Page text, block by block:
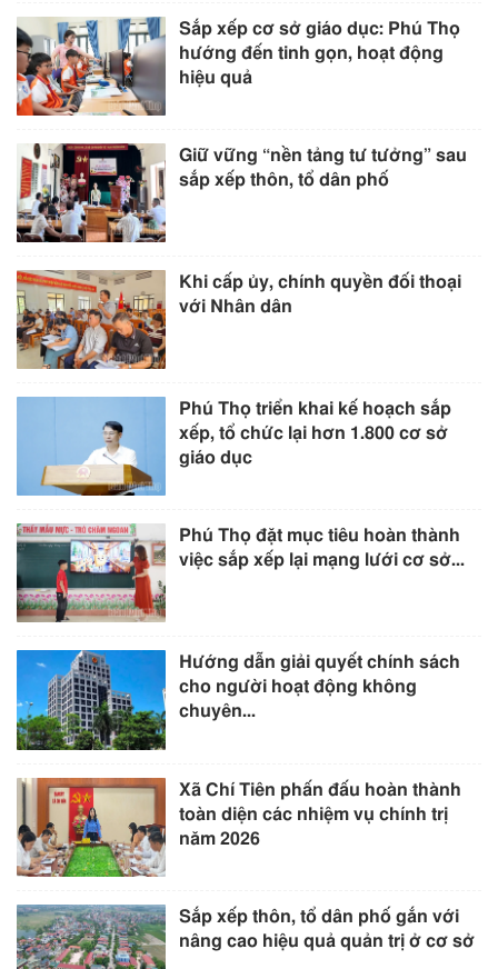
Sắp xếp cơ sở giáo dục: Phú Thọ
hướng đến tinh gọn, hoạt động
hiệu quả
Giữ vững “nền tảng tư tưởng” sau
sắp xếp thôn, tổ dân phố
Khi cấp ủy, chính quyền đối thoại
với Nhân dân
Phú Thọ triển khai kế hoạch sắp
xếp, tổ chức lại hơn 1.800 cơ sở
giáo dục
Phú Thọ đặt mục tiêu hoàn thành
việc sắp xếp lại mạng lưới cơ sở...
Hướng dẫn giải quyết chính sách
cho người hoạt động không
chuyên...
Xã Chí Tiên phấn đấu hoàn thành
toàn diện các nhiệm vụ chính trị
năm 2026
Sắp xếp thôn, tổ dân phố gắn với
nâng cao hiệu quả quản trị ở cơ sở